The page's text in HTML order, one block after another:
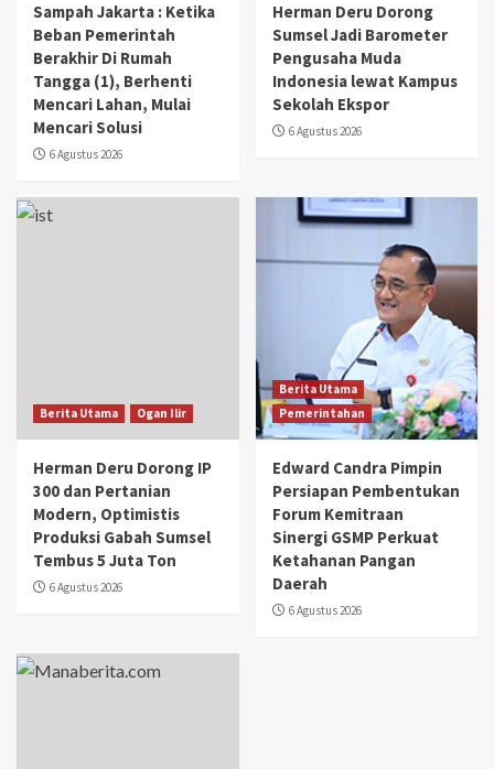
Sampah Jakarta : Ketika
Beban Pemerintah
Berakhir Di Rumah
Tangga (1), Berhenti
Mencari Lahan, Mulai
Mencari Solusi
6 Agustus 2026
Herman Deru Dorong
Sumsel Jadi Barometer
Pengusaha Muda
Indonesia lewat Kampus
Sekolah Ekspor
6 Agustus 2026
Berita Utama Ogan Ilir
Herman Deru Dorong IP
300 dan Pertanian
Modern, Optimistis
Produksi Gabah Sumsel
Tembus 5 Juta Ton
6 Agustus 2026
Berita Utama
Pemerintahan
Edward Candra Pimpin
Persiapan Pembentukan
Forum Kemitraan
Sinergi GSMP Perkuat
Ketahanan Pangan
Daerah
6 Agustus 2026